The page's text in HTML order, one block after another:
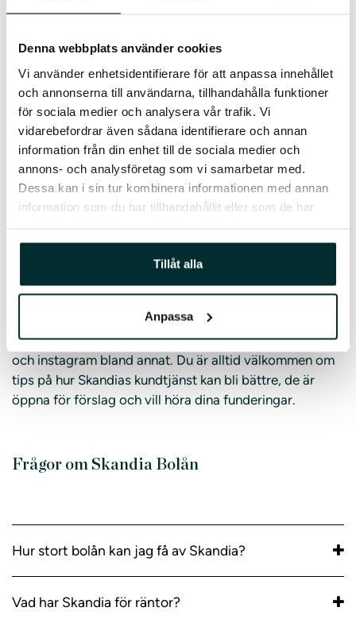
Denna webbplats använder cookies
Vi använder enhetsidentifierare för att anpassa innehållet
och annonserna till användarna, tillhandahålla funktioner
för sociala medier och analysera vår trafik. Vi
vidarebefordrar även sådana identifierare och annan
information från din enhet till de sociala medier och
annons- och analysföretag som vi samarbetar med.
Dessa kan i sin tur kombinera informationen med annan
information som du har tillhandahållit eller som de har
Tillåt alla
Anpassa
för att sedan komplettera med ett amorteringsunderlag
få tag på underlaget och skickar till Skandia som
kommer ta hand om ditt ärende. Därefter är det inte
långt kvar. Under hela processen har du kontakt med en
rådgivare hos Skandia som svarar på dina frågor och
hjälper dig reda ut eventuella problem.
Fördelarna med Skandiabanken är mängder. Bland
dessa erbjuds låga listräntor, en fördelaktig rabatt för
dig med tjänstepension och bra tjänster om du vill
telefon eller online chat. På hemsidan finns mängder av
tips och svar på vanliga frågor. Du kan snabbt tillskansa
skandiabanken bolån, amortering och andra bolåne-
relaterade funderingar på hemsidan. Skandiabanken
finns även på sociala medier: facebook, twitter, linkedin
och instagram bland annat. Du är alltid välkommen om
tips på hur Skandias kundtjänst kan bli bättre, de är
öppna för förslag och vill höra dina funderingar.
Frågor om Skandia Bolån
Hur stort bolån kan jag få av Skandia?
Vad har Skandia för räntor?